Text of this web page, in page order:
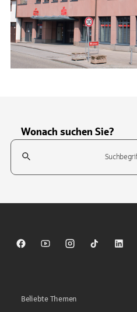
Wonach suchen Sie?
Suchfeld
Sparkasse auf Facebook
Sparkasse auf Youtube
Sparkasse auf
Sparkasse
Beliebte Themen